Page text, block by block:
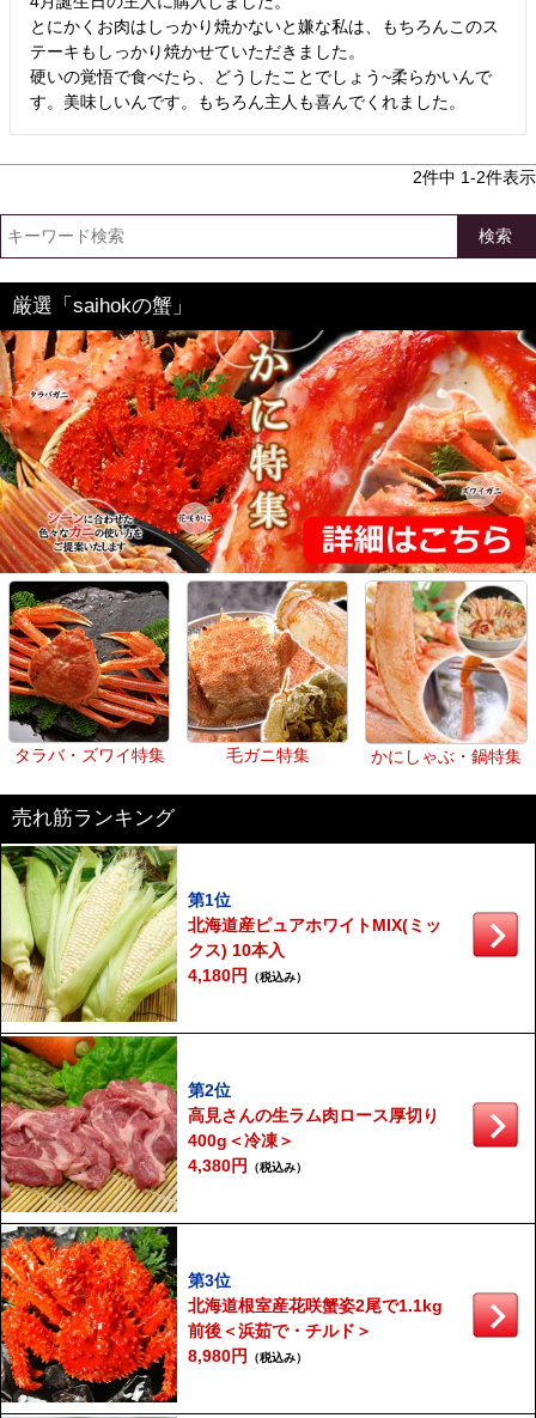
とにかくお肉はしっかり焼かないと嫌な私は、もちろんこのス
テーキもしっかり焼かせていただきました。
硬いの覚悟で食べたら、どうしたことでしょう~柔らかいんで
す。美味しいんです。もちろん主人も喜んでくれました。
2件中 1-2件表示
検索
厳選「saihokの蟹」
タラバ・ズワイ特集 毛ガニ特集 かにしゃぶ・鍋特集
売れ筋ランキング
第1位
北海道産ピュアホワイトMIX(ミッ
クス) 10本入
4,180円
（税込み）
第2位
高見さんの生ラム肉ロース厚切り
400g＜冷凍＞
4,380円
（税込み）
第3位
北海道根室産花咲蟹姿2尾で1.1kg
前後＜浜茹で・チルド＞
8,980円
（税込み）